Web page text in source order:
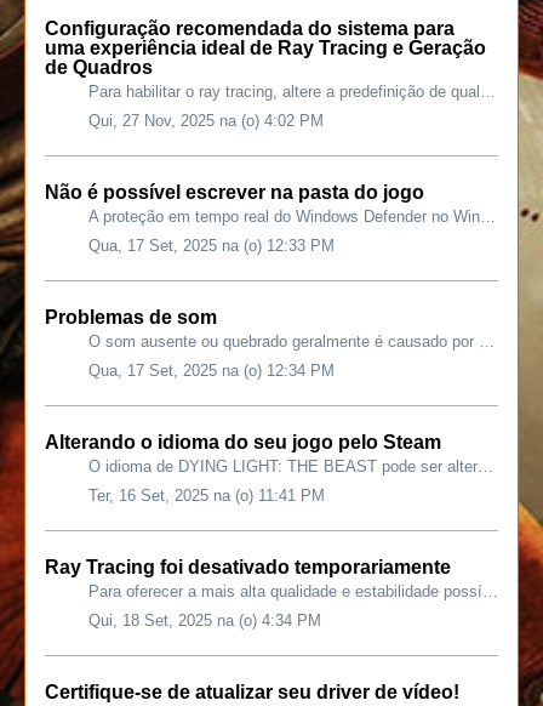
Configuração recomendada do sistema para
uma experiência ideal de Ray Tracing e Geração
de Quadros
Para habilitar o ray tracing, altere a predefinição de qualidade de vídeo para Ultra. Você também pode habilitar opções seletivas na seção Opções de Vídeo ...
Qui, 27 Nov, 2025 na (o) 4:02 PM
Não é possível escrever na pasta do jogo
A proteção em tempo real do Windows Defender no Windows tende a bloquear as permissões de gravação, mesmo para o administrador. Desative-a, se possível. Se ...
Qua, 17 Set, 2025 na (o) 12:33 PM
Problemas de som
O som ausente ou quebrado geralmente é causado por uma saída de áudio diferente (desconectada) sendo selecionada para reproduzir as partes de vídeo (os logo...
Qua, 17 Set, 2025 na (o) 12:34 PM
Alterando o idioma do seu jogo pelo Steam
O idioma de DYING LIGHT: THE BEAST pode ser alterado independentemente do idioma da plataforma Steam. Faça login na sua conta Steam. Clique com o botão d...
Ter, 16 Set, 2025 na (o) 11:41 PM
Ray Tracing foi desativado temporariamente
Para oferecer a mais alta qualidade e estabilidade possível no lançamento, decidimos desativar temporariamente o ray tracing enquanto finalizamos algumas ot...
Qui, 18 Set, 2025 na (o) 4:34 PM
Certifique-se de atualizar seu driver de vídeo!